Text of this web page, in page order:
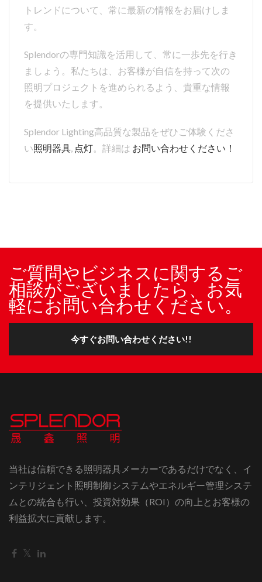
トレンドについて、常に最新の情報をお届けしま
す。
Splendorの専門知識を活用して、常に一歩先を行き
ましょう。私たちは、お客様が自信を持って次の
照明プロジェクトを進められるよう、貴重な情報
を提供いたします。
Splendor Lighting高品質な製品をぜひご体験くださ
い照明器具, 点灯。詳細は お問い合わせください！
ご質問やビジネスに関するご
相談がございましたら、お気
軽にお問い合わせください。
今すぐお問い合わせください!!
当社は信頼できる照明器具メーカーであるだけでなく、イ
ンテリジェント照明制御システムやエネルギー管理システ
ムとの統合も行い、投資対効果（ROI）の向上とお客様の
利益拡大に貢献します。